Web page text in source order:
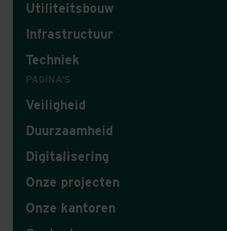
Utiliteitsbouw
Infrastructuur
Techniek
PAGINA'S
Veiligheid
Duurzaamheid
Digitalisering
Onze projecten
Onze kantoren